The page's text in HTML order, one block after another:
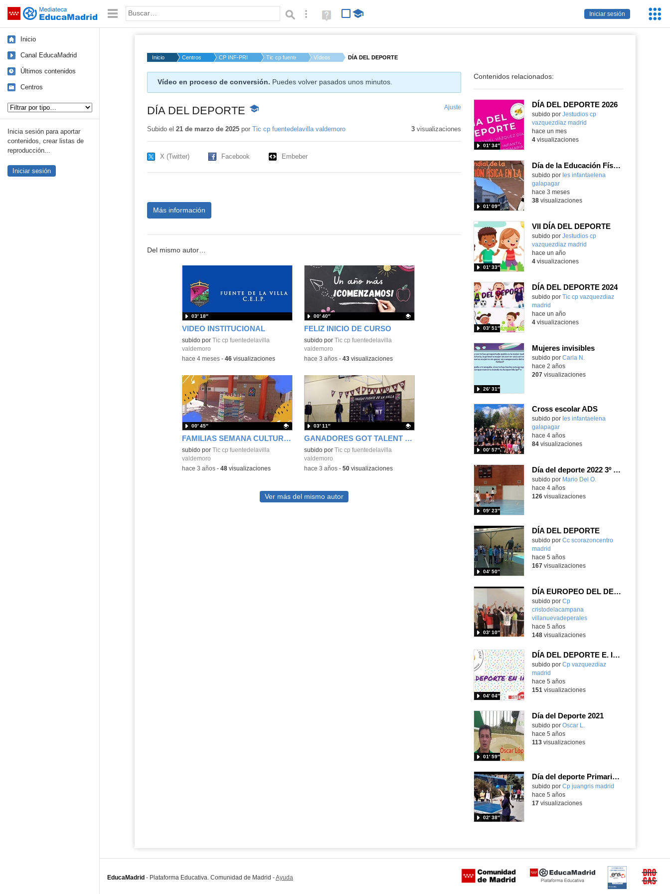
Saltar navegación
Iniciar sesión
Palabra o frase: Búsqueda avanzada
Ayuda
(en
Inicio
Canal EducaMadrid
Últimos contenidos
Centros
Inicia sesión para aportar
contenidos, crear listas de
reproducción...
Iniciar sesión
Inicio Centros CP INF-PRI FUENTE DE...Tic cp fuentedelavi...Vídeos DÍA DEL DEPORTE
Vídeo en proceso de conversión. Puedes volver pasados unos minutos.
DÍA DEL DEPORTE
-
educativo
Ajuste
pantalla
Subido el 21 de marzo de 2025por Tic cp fuentedelavilla valdemoro 3visualizaciones
X (Twitter) Facebook Embeber
Más información
Del mismo autor…
VIDEO INSTITUCIONAL
subido por
Tic cp fuentedelavilla
valdemoro
03′ 18″
-hace 4 meses- 46visualizaciones
FELIZ INICIO DE CURSO
Contenido educativo.
subido por
Tic cp fuentedelavilla
valdemoro
00′ 40″
-hace 3 años- 43visualizaciones
FAMILIAS SEMANA CULTURAL
Contenido educativo.
subido por
Tic cp fuentedelavilla
valdemoro
00′ 45″
-hace 3 años- 48visualizaciones
GANADORES GOT TALENT 22-23
Contenido educativo.
subido por
Tic cp fuentedelavilla
valdemoro
03′ 11″
-hace 3 años- 50visualizaciones
Ver más del mismo autor
Contenidos relacionados:
DÍA DEL DEPORTE 2026
Contenido educativo.
subido por Jestudios cp
vazquezdiaz madrid
01′ 34″
hace un mes
4visualizaciones
Día de la Educación Físca en la Calle 2026
subido por Ies infantaelena
galapagar
01′ 09″
-
hace 3 meses
38visualizaciones
VII DÍA DEL DEPORTE
Contenido educativo.
subido por Jestudios cp
vazquezdiaz madrid
01′ 33″
hace un año
4visualizaciones
DÍA DEL DEPORTE 2024
Contenido educativo.
subido por Tic cp vazquezdiaz
madrid
03′ 51″
hace un año
4visualizaciones
Mujeres invisibles
subido por Carla N.
26′ 31″
hace 2 años
207visualizaciones
Cross escolar ADS
subido por Ies infantaelena
galapagar
00′ 57″
-
hace 4 años
84visualizaciones
Día del deporte 2022 3º y 4º
subido por Mario Del O.
09′ 23″
hace 4 años
126visualizaciones
DÍA DEL DEPORTE
Contenido educativo.
subido por Cc scorazoncentro
madrid
04′ 50″
hace 5 años
167visualizaciones
DÍA EUROPEO DEL DEPORTE INFANTIL
Contenido educativo.
subido por Cp
cristodelacampana
villanuevadeperales
03′ 10″
-
hace 5 años
148visualizaciones
DÍA DEL DEPORTE E. INFANTIL 2021. CEIP DANIEL VÁZQUEZ DÍAZ
Contenido educativo.
subido por Cp vazquezdiaz
madrid
04′ 04″
hace 5 años
151 visualizaciones
Día del Deporte 2021
Contenido educativo.
subido por Oscar L.
01′ 59″
hace 5 años
113visualizaciones
Día del deporte Primaria (3º,4º,5º,6º) 20-21
Contenido educativo.
subido por Cp juangris madrid
02′ 38″
hace 5 años
17visualizaciones
EducaMadrid - Plataforma Educativa. Comunidad de Madrid -Ayuda Certificación Buzón